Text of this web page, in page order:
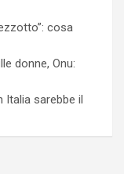
cosa
donne, Onu:
Italia sarebbe il